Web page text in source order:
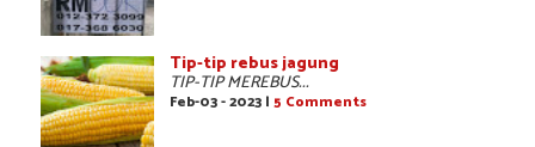
Tip-tip rebus jagung
TIP-TIP MEREBUS...
Feb-03 - 2023 | 5 Comments